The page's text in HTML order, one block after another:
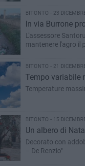
BITONTO - 23
In via Burrone
L'assessore
mantenere l'agro il
BITONTO - 21
Tempo variabile
Temperature
BITONTO - 15
Un albero di
Decorato con
– De Renzio"